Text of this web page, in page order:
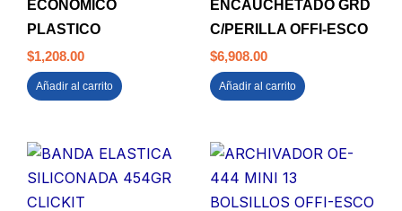
ECONOMICO
PLASTICO
$1,208.00
Añadir al carrito
ENCAUCHETADO GRD
C/PERILLA OFFI-ESCO
$6,908.00
Añadir al carrito